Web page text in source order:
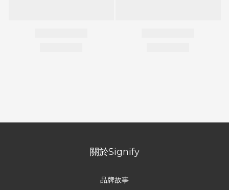
關於Signify
品牌故事